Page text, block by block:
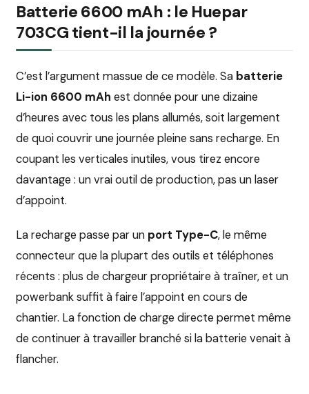
Batterie 6600 mAh : le Huepar
703CG tient-il la journée ?
C’est l’argument massue de ce modèle. Sa batterie
Li-ion 6600 mAh est donnée pour une dizaine
d’heures avec tous les plans allumés, soit largement
de quoi couvrir une journée pleine sans recharge. En
coupant les verticales inutiles, vous tirez encore
davantage : un vrai outil de production, pas un laser
d’appoint.
La recharge passe par un port Type-C, le même
connecteur que la plupart des outils et téléphones
récents : plus de chargeur propriétaire à traîner, et un
powerbank suffit à faire l’appoint en cours de
chantier. La fonction de charge directe permet même
de continuer à travailler branché si la batterie venait à
flancher.